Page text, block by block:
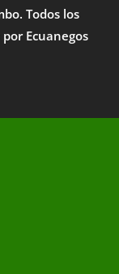
Todos los
por Ecuanegos